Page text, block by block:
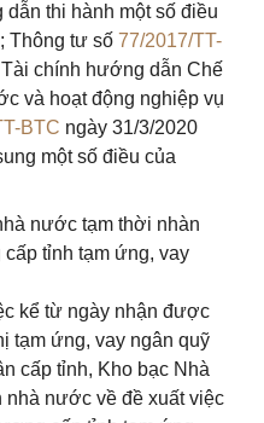
thi hành một số điều
Thông tư số 77/2017/TT-
chính hướng dẫn Chế
và hoạt động nghiệp vụ
BTC ngày 31/3/2020
một số điều của
nước tạm thời nhàn
tỉnh tạm ứng, vay
kể từ ngày nhận được
tạm ứng, vay ngân quỹ
cấp tỉnh, Kho bạc Nhà
nước về đề xuất việc